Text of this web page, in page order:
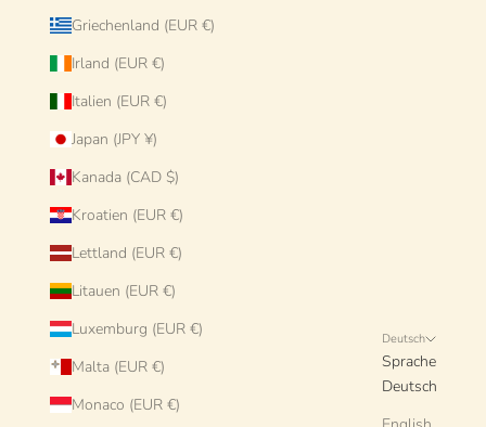
Griechenland (EUR €)
Irland (EUR €)
Italien (EUR €)
Japan (JPY ¥)
Kanada (CAD $)
Kroatien (EUR €)
Lettland (EUR €)
Litauen (EUR €)
Luxemburg (EUR €)
Malta (EUR €)
Monaco (EUR €)
Deutsch
Sprache
Deutsch